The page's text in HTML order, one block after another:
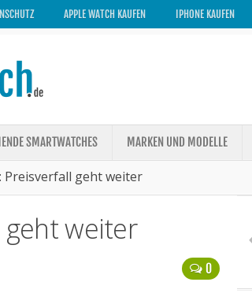
APPLE WATCH KAUFEN IPHONE KAUFEN
SMARTWATCHES MARKEN UND MODELLE
Preisverfall geht weiter
geht weiter
0